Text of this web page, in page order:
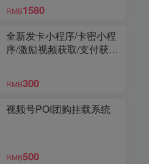
RMB1580
全新发卡小程序/卡密小程
序/激励视频获取/支付获取/
RMB300
视频号POI团购挂载系统
RMB500